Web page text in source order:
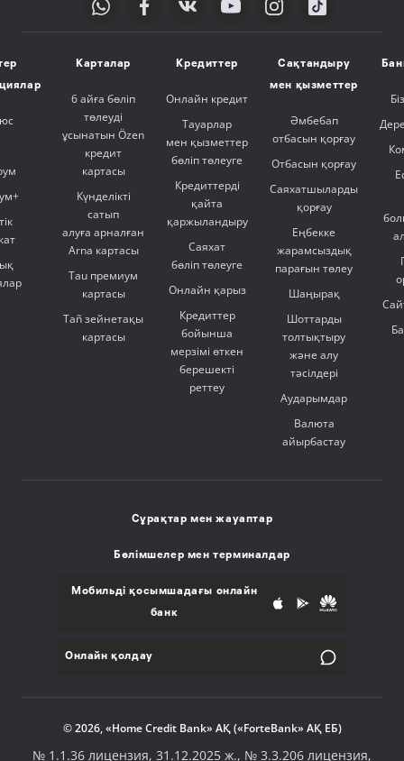
Карталар
6 айға бөліп
төлеуді
ұсынатын Özen
кредит
картасы
Күнделікті
сатып
алуға арналған
Arna картасы
Tau премиум
картасы
Tañ зейнетақы
картасы
Кредиттер
Онлайн кредит
Тауарлар
мен қызметтер
бөліп төлеуге
Кредиттерді
қайта
қаржыландыру
Саяхат
бөліп төлеуге
Онлайн қарыз
Кредиттер
бойынша
мерзімі өткен
берешекті
реттеу
Сақтандыру
мен қызметтер
Әмбебап
отбасын қорғау
Отбасын қорғау
Саяхатшыларды
қорғау
Еңбекке
жарамсыздық
парағын төлеу
Шаңырақ
Шоттарды
толтықтыру
және алу
тәсілдері
Аударымдар
Валюта
айырбастау
Сұрақтар мен жауаптар
Бөлімшелер мен терминалдар
Мобильді қосымшадағы онлайн
банк
Онлайн қолдау
© 2026, «Home Credit Bank» АҚ («ForteBank» АҚ ЕБ)
№ 1.1.36 лицензия, 31.12.2025 ж., № 3.3.206 лицензия,